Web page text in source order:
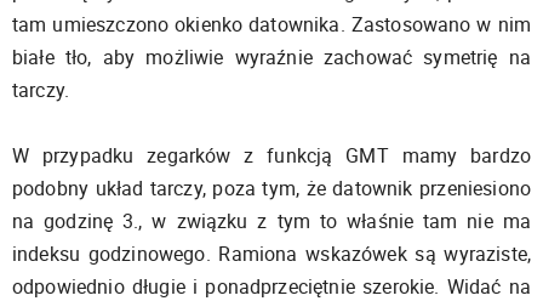
tam umieszczono okienko datownika. Zastosowano w nim
białe tło, aby możliwie wyraźnie zachować symetrię na
tarczy.
W przypadku zegarków z funkcją GMT mamy bardzo
podobny układ tarczy, poza tym, że datownik przeniesiono
na godzinę 3., w związku z tym to właśnie tam nie ma
indeksu godzinowego. Ramiona wskazówek są wyraziste,
odpowiednio długie i ponadprzeciętnie szerokie. Widać na